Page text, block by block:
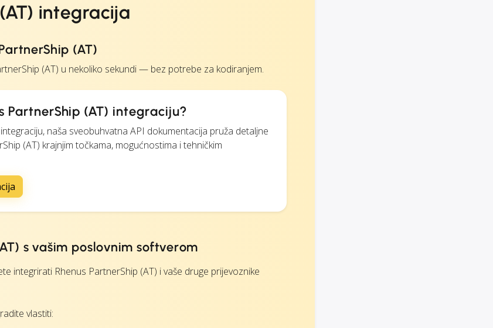
integracija
(AT)
(AT) u nekoliko sekundi — bez potrebe za kodiranjem.
PartnerShip (AT) integraciju?
naša sveobuhvatna API dokumentacija pruža detaljne
(AT) krajnjim točkama, mogućnostima i tehničkim
s vašim poslovnim softverom
integrirati Rhenus PartnerShip (AT) i vaše druge prijevoznike
vlastiti: